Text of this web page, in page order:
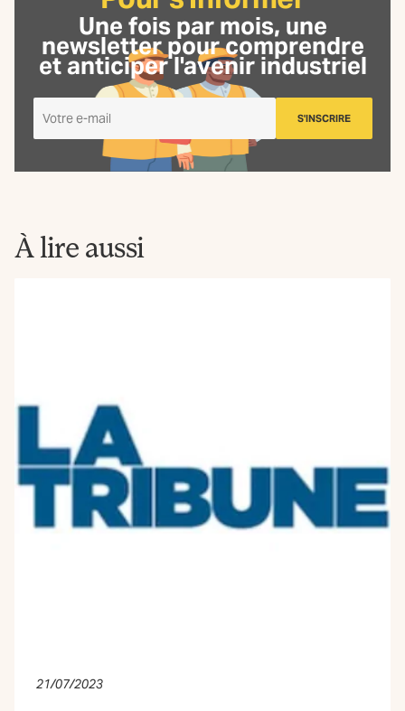
Une fois par mois, une
newsletterpour comprendre
et anticiper l'avenir industriel
m'inscris
à
S'INSCRIRE
À lire aussi
21/07/2023